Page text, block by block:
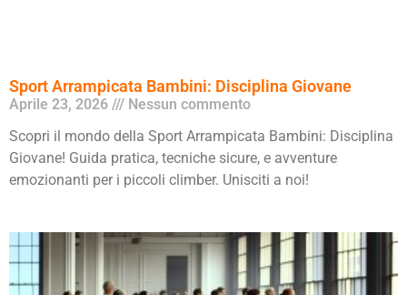
Sport Arrampicata Bambini: Disciplina Giovane
Aprile 23, 2026
Nessun commento
Scopri il mondo della Sport Arrampicata Bambini: Disciplina
Giovane! Guida pratica, tecniche sicure, e avventure
emozionanti per i piccoli climber. Unisciti a noi!